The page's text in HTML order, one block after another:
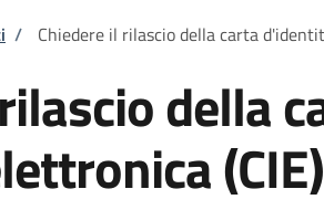
/ Chiedere il rilascio della carta
della
(CIE)